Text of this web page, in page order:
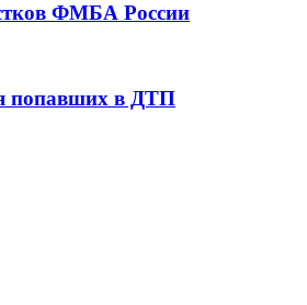
ФМБА России
попавших в ДТП